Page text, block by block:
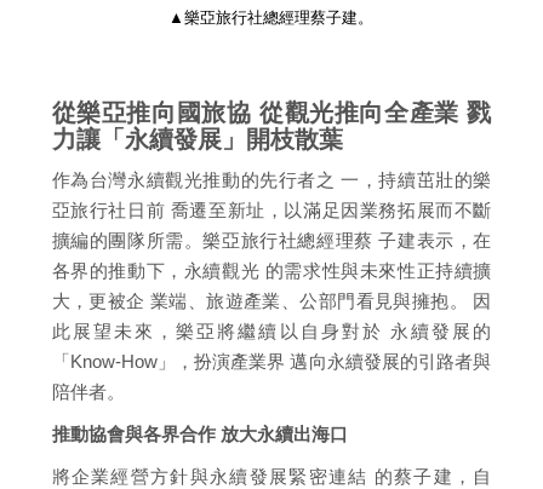
▲樂亞旅行社總經理蔡子建。
從樂亞推向國旅協 從觀光推向全產業 戮
力讓「永續發展」開枝散葉
作為台灣永續觀光推動的先行者之 一，持續茁壯的樂
亞旅行社日前 喬遷至新址，以滿足因業務拓展而不斷
擴編的團隊所需。樂亞旅行社總經理蔡 子建表示，在
各界的推動下，永續觀光 的需求性與未來性正持續擴
大，更被企 業端、旅遊產業、公部門看見與擁抱。 因
此展望未來，樂亞將繼續以自身對於 永續發展的
「Know-How」，扮演產業界 邁向永續發展的引路者與
陪伴者。
推動協會與各界合作 放大永續出海口
將企業經營方針與永續發展緊密連結 的蔡子建，自